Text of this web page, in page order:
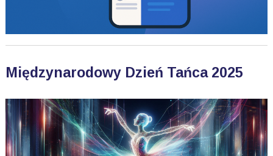
Międzynarodowy Dzień Tańca 2025